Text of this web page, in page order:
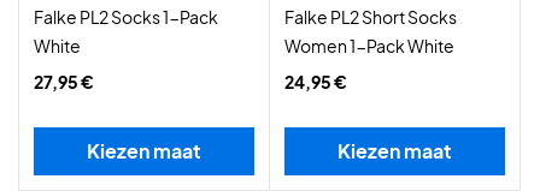
Falke PL2 Socks 1-Pack
White
27,95 €
Kiezen maat
Falke PL2 Short Socks
Women 1-Pack White
24,95 €
Kiezen maat